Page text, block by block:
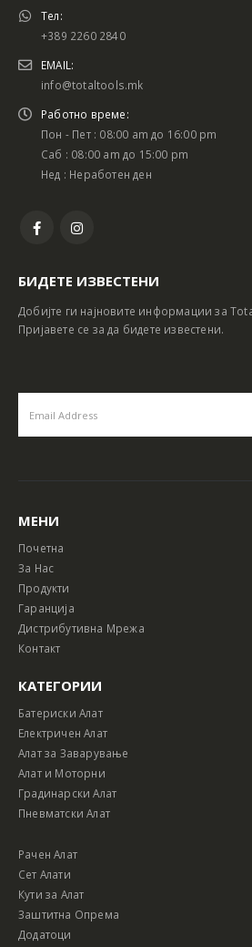
Батериски сет Ротирачки Чекан и Бормашина 20V
Тел:
+389 2260 2840
EMAIL:
info@totaltools.mk
Работно време:
Пон - Пет : 08:00 am до 16:00 pm
Саб : 08:00 am до 15:00 pm
Нед : Неработен ден
БИДЕТЕ ИЗВЕСТЕНИ
Добијте ги најновите информации за
Пријавете се за да бидете известени.
МЕНИ
Почетна
За Нас
Продукти
Гаранција
Дистрибутивна Мрежа
Контакт
КАТЕГОРИИ
Батериски Алат
Електричен Алат
Алат за Заварување
Алат и Моторни
Градинарски Алат
Пневматски Алат
Рачен Алат
Сет Алати
Кути за Алат
Заштитна Опрема
Додатоци